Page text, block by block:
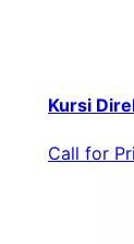
Kursi
Call for